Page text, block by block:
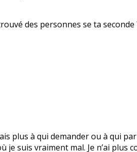
des personnes se ta seconde
plus à qui demander ou à qui
suis vraiment mal. Je n’ai plus